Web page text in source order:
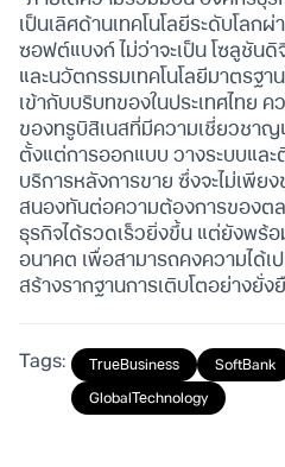
เป็นเลิศด้านเทคโนโลยีระดับโลก
ซอฟต์แบงก์ ไม่ว่าจะเป็น โซลูชั
และนวัตกรรมเทคโนโลยีมาตรฐ
เข้ากับบริบทของในประเทศไทย
ของทรูบิสิเนสที่มีความเชี่ยวชาญ
ตั้งแต่การออกแบบ วางระบบแล
บริการหลังการขาย ซึ่งจะไม่เพี
สนองทันต่อความต้องการของต
ธุรกิจได้รวดเร็วยิ่งขึ้น แต่ยังพร้อ
อนาคต เพื่อสามารถคงความได้เ
สร้างรากฐานการเติบโตอย่างยั่ง
Tags: TrueBusiness SoftBank
GlobalTechnology